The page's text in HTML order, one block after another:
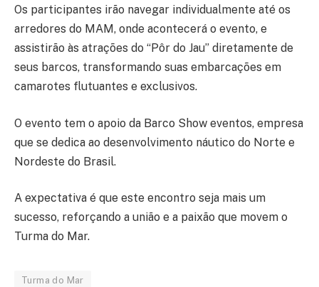
Os participantes irão navegar individualmente até os
arredores do MAM, onde acontecerá o evento, e
assistirão às atrações do “Pôr do Jau” diretamente de
seus barcos, transformando suas embarcações em
camarotes flutuantes e exclusivos.
O evento tem o apoio da Barco Show eventos, empresa
que se dedica ao desenvolvimento náutico do Norte e
Nordeste do Brasil.
A expectativa é que este encontro seja mais um
sucesso, reforçando a união e a paixão que movem o
Turma do Mar.
Turma do Mar